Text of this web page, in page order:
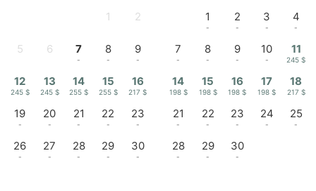
1 2
5 6 7
-
8
-
9
-
12
245 $
13
245 $
14
255 $
15
255 $
16
217 $
19
-
20
-
21
-
22
-
23
-
26
-
27
-
28
-
29
-
30
-
1
-
2
-
3
-
4
-
7
-
8
-
9
-
10
-
11
245 $
14
198 $
15
198 $
16
198 $
17
198 $
18
217 $
21
-
22
-
23
-
24
-
25
-
28
-
29
-
30
-